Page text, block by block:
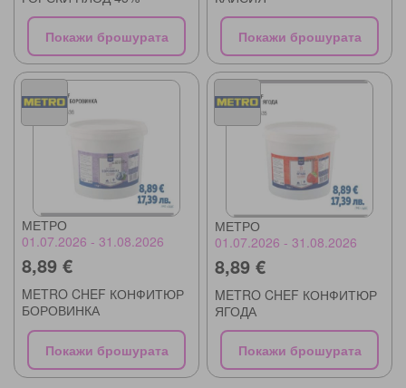
Покажи брошурата Покажи брошурата
МЕТРО
01.07.2026 - 31.08.2026
8,89 €
METRO CHEF КОНФИТЮР
БОРОВИНКА
Покажи брошурата
МЕТРО
01.07.2026 - 31.08.2026
8,89 €
METRO CHEF КОНФИТЮР
ЯГОДА
Покажи брошурата